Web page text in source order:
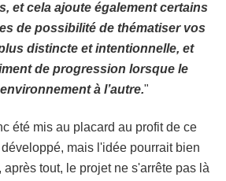
et cela ajoute également certains
de possibilité de thématiser vos
distincte et intentionnelle, et
de progression lorsque le
à l’autre."
été mis au placard au profit de ce
mais l'idée pourrait bien
après tout, le projet ne s'arrête pas là